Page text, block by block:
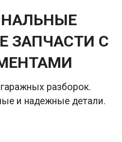
ЗАПЧАСТИ С
разборок.
и надежные детали.